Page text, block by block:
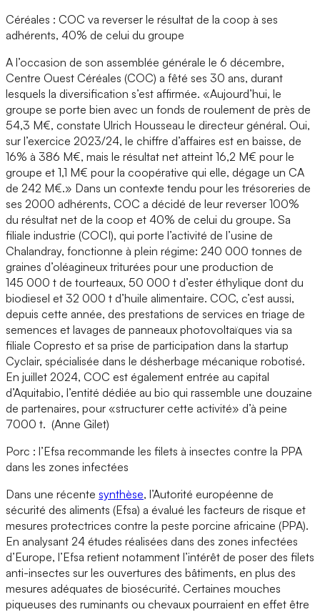
Céréales : COC va reverser le résultat de la coop à ses
adhérents, 40% de celui du groupe
A l’occasion de son assemblée générale le 6 décembre,
Centre Ouest Céréales (COC) a fêté ses 30 ans, durant
lesquels la diversification s’est affirmée. «Aujourd’hui, le
groupe se porte bien avec un fonds de roulement de près de
54,3 M€, constate Ulrich Housseau le directeur général. Oui,
sur l’exercice 2023/24, le chiffre d’affaires est en baisse, de
16% à 386 M€, mais le résultat net atteint 16,2 M€ pour le
groupe et 1,1 M€ pour la coopérative qui elle, dégage un CA
de 242 M€.» Dans un contexte tendu pour les trésoreries de
ses 2000 adhérents, COC a décidé de leur reverser 100%
du résultat net de la coop et 40% de celui du groupe. Sa
filiale industrie (COCI), qui porte l’activité de l’usine de
Chalandray, fonctionne à plein régime: 240 000 tonnes de
graines d’oléagineux triturées pour une production de
145 000 t de tourteaux, 50 000 t d’ester éthylique dont du
biodiesel et 32 000 t d’huile alimentaire. COC, c’est aussi,
depuis cette année, des prestations de services en triage de
semences et lavages de panneaux photovoltaïques via sa
filiale Copresto et sa prise de participation dans la startup
Cyclair, spécialisée dans le désherbage mécanique robotisé.
En juillet 2024, COC est également entrée au capital
d’Aquitabio, l’entité dédiée au bio qui rassemble une douzaine
de partenaires, pour «structurer cette activité» d’à peine
7000 t. (Anne Gilet)
Porc : l’Efsa recommande les filets à insectes contre la PPA
dans les zones infectées
Dans une récente synthèse, l’Autorité européenne de
sécurité des aliments (Efsa) a évalué les facteurs de risque et
mesures protectrices contre la peste porcine africaine (PPA).
En analysant 24 études réalisées dans des zones infectées
d’Europe, l’Efsa retient notamment l’intérêt de poser des filets
anti-insectes sur les ouvertures des bâtiments, en plus des
mesures adéquates de biosécurité. Certaines mouches
piqueuses des ruminants ou chevaux pourraient en effet être